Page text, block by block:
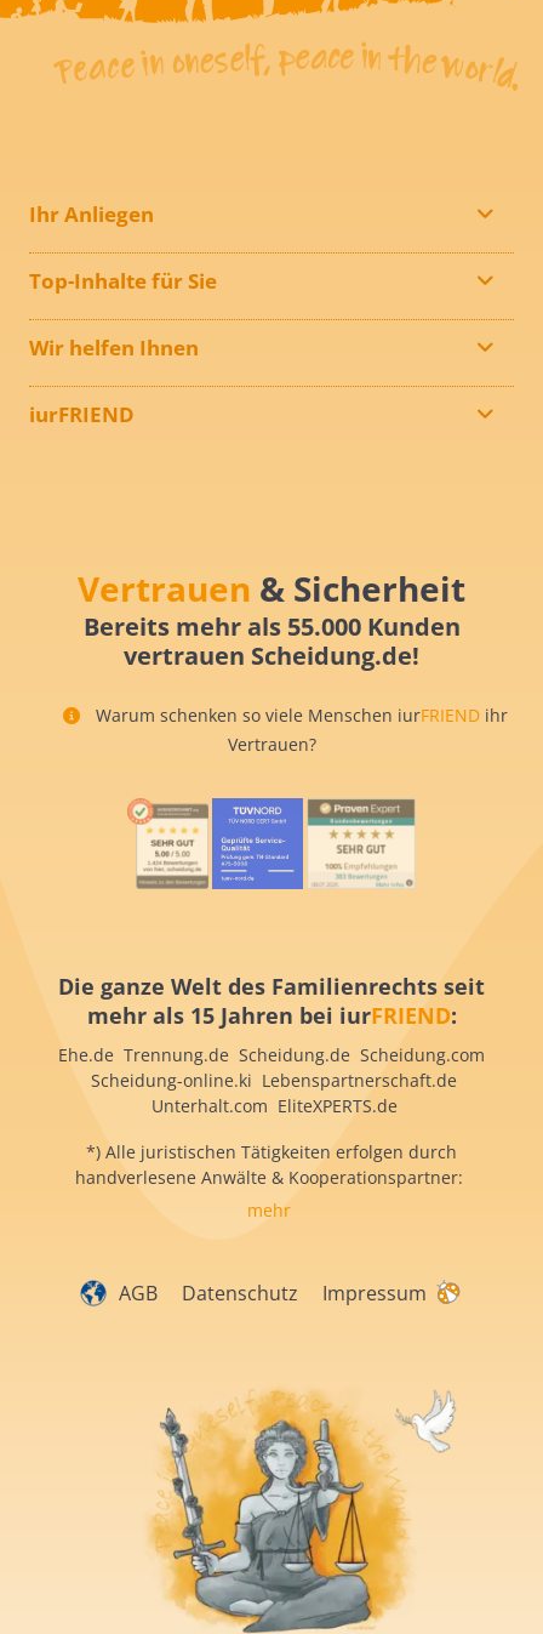
Ihr Anliegen
Top-Inhalte für Sie
Wir helfen Ihnen
iurFRIEND
Vertrauen & Sicherheit
Bereits mehr als 55.000 Kunden
vertrauen Scheidung.de!
Warum schenken so viele Menschen iurFRIEND ihr
Vertrauen?
Die ganze Welt des Familienrechts seit
mehr als 15 Jahren bei iurFRIEND:
Ehe.de Trennung.de Scheidung.de Scheidung.com
Scheidung-online.ki Lebenspartnerschaft.de
Unterhalt.com EliteXPERTS.de
*) Alle juristischen Tätigkeiten erfolgen durch
handverlesene Anwälte & Kooperationspartner:
mehr
AGB Datenschutz Impressum